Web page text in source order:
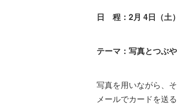
日 程：2月 4日（土
テーマ：写真とつぶ
写真を用いながら、
メールでカードを送